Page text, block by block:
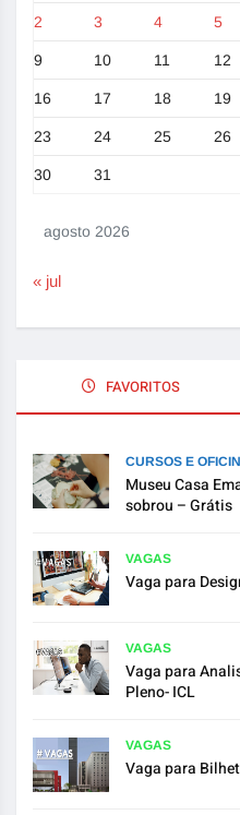
agosto 2026
2 3 4 5
9 10 11 12
16 17 18 19
23 24 25 26
30 31
« jul
FAVORITOS
CURSOS E
Museu Casa
sobrou – Grátis
VAGAS
Vaga para
VAGAS
Vaga para
Pleno- ICL
VAGAS
Vaga para